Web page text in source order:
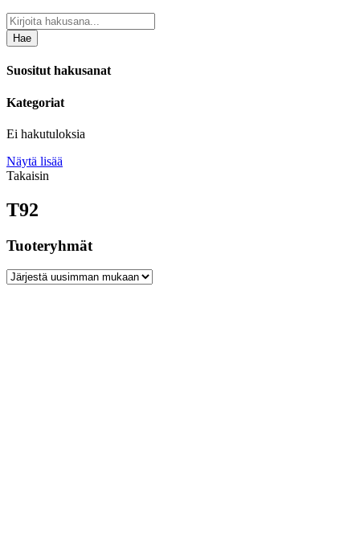
Hae
Suositut hakusanat
Kategoriat
Ei hakutuloksia
Näytä lisää
Takaisin
T92
Tuoteryhmät